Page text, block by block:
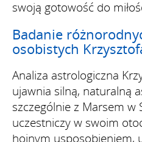
swoją gotowość do
Badanie
osobistych
Analiza astrologiczna
ujawnia silną, naturalną
szczególnie z Marsem w
uczestniczy w swoim
hojnym usposobieniem,